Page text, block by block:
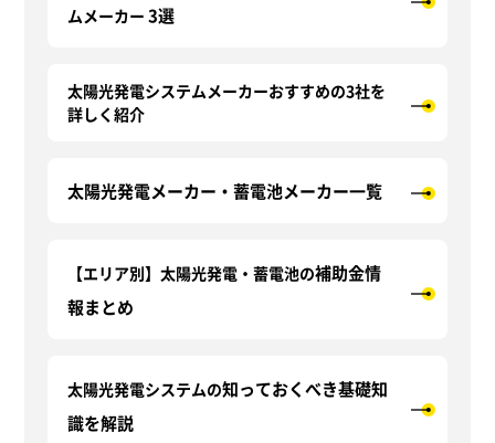
ムメーカー 3選
太陽光発電システムメーカーおすすめの3社を
詳しく紹介
太陽光発電メーカー・ 蓄電池メーカー一覧
【エリア別】 太陽光発電・蓄電池の補助金情
報まとめ
太陽光発電システムの知っておくべき基礎知
識を解説